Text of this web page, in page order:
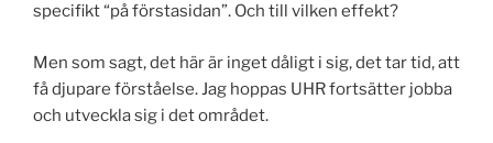
specifikt “på förstasidan”. Och till vilken effekt?
Men som sagt, det här är inget dåligt i sig, det tar tid, att
få djupare förståelse. Jag hoppas UHR fortsätter jobba
och utveckla sig i det området.